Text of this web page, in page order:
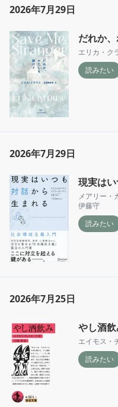
2026年7月29日
だれか
エリカ・ク
読みたい
2026年7月29日
現実は
メアリー・
伊藤守
読みたい
2026年7月25日
やし酒
エイモス・
読みたい